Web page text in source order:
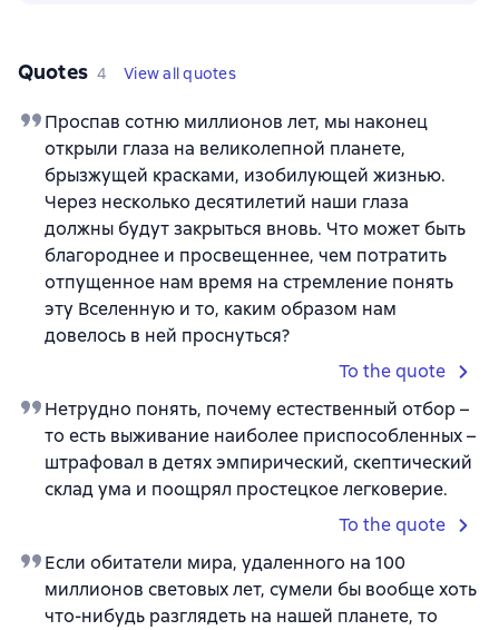
Quotes 4 View all quotes
Проспав сотню миллионов лет, мы наконец
открыли глаза на великолепной планете,
брызжущей красками, изобилующей жизнью.
Через несколько десятилетий наши глаза
должны будут закрыться вновь. Что может быть
благороднее и просвещеннее, чем потратить
отпущенное нам время на стремление понять
эту Вселенную и то, каким образом нам
довелось в ней проснуться?
To the quote
Нетрудно понять, почему естественный отбор –
то есть выживание наиболее приспособленных –
штрафовал в детях эмпирический, скептический
склад ума и поощрял простецкое легковерие.
To the quote
Если обитатели мира, удаленного на 100
миллионов световых лет, сумели бы вообще хоть
что-нибудь разглядеть на нашей планете, то